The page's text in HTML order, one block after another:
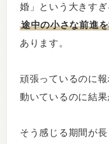
婚」という大きす
途中の小さな前進
あります。
頑張っているのに報
動いているのに結果
そう感じる期間が